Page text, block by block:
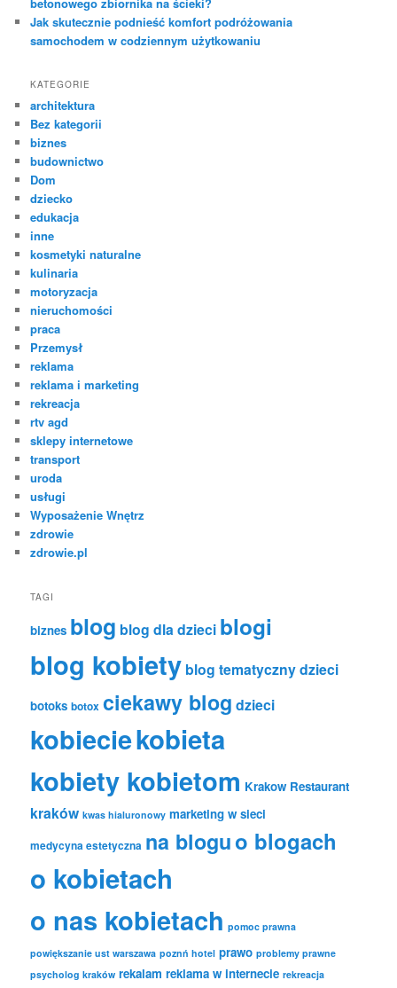
Jak skutecznie podnieść komfort podróżowania
samochodem w codziennym użytkowaniu
KATEGORIE
architektura
Bez kategorii
biznes
budownictwo
Dom
dziecko
edukacja
inne
kosmetyki naturalne
kulinaria
motoryzacja
nieruchomości
praca
Przemysł
reklama
reklama i marketing
rekreacja
rtv agd
sklepy internetowe
transport
uroda
usługi
Wyposażenie Wnętrz
zdrowie
zdrowie.pl
TAGI
biznes blog blog dla dzieci blogi
blog kobiety blog tematyczny dzieci
botoks botox ciekawy blog dzieci
kobieciekobieta
kobiety kobietom Krakow Restaurant
kraków kwas hialuronowy marketing w sieci
medycyna estetyczna na bloguo blogach
o kobietach
o nas kobietach pomoc prawna
powiększanie ust warszawa poznń hotel prawo problemy prawne
psycholog kraków rekalam reklama w internecie rekreacja